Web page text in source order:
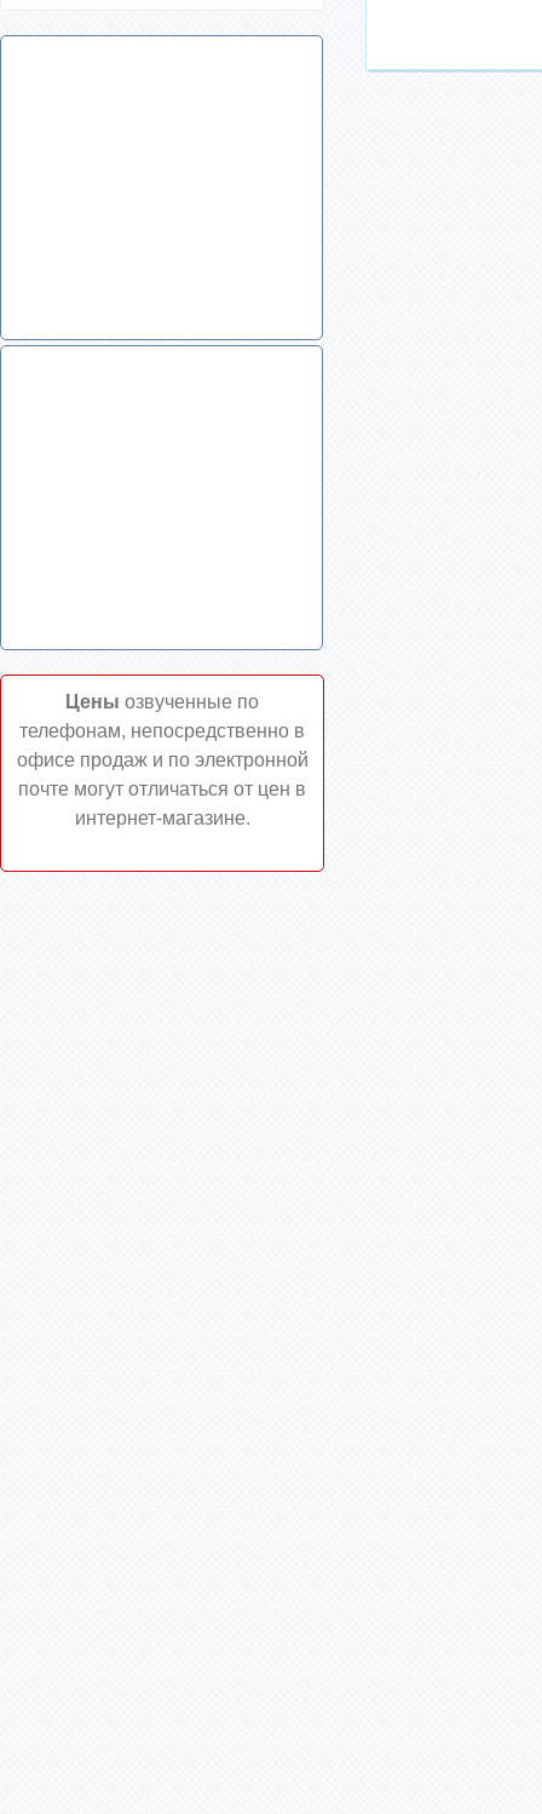
Цены озвученные по
телефонам, непосредственно в
офисе продаж и по электронной
почте могут отличаться от цен в
интернет-магазине.